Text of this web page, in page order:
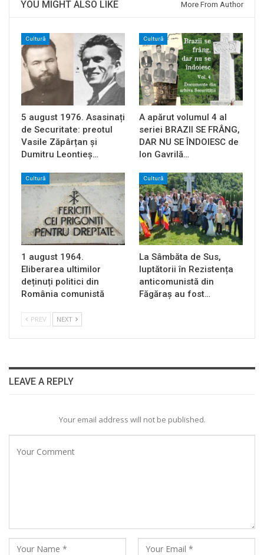
YOU MIGHT ALSO LIKE More From Author
Cultură
5 august 1976. Asasinați
de Securitate: preotul
Vasile Zăpârțan și
Dumitru Leontieș…
Cultură
A apărut volumul 4 al
seriei BRAZII SE FRÂNG,
DAR NU SE ÎNDOIESC de
Ion Gavrilă…
Cultură
1 august 1964.
Eliberarea ultimilor
deținuți politici din
România comunistă
Cultură
La Sâmbăta de Sus,
luptătorii în Rezistența
anticomunistă din
Făgăraș au fost…
PREV NEXT
LEAVE A REPLY
Your email address will not be published.